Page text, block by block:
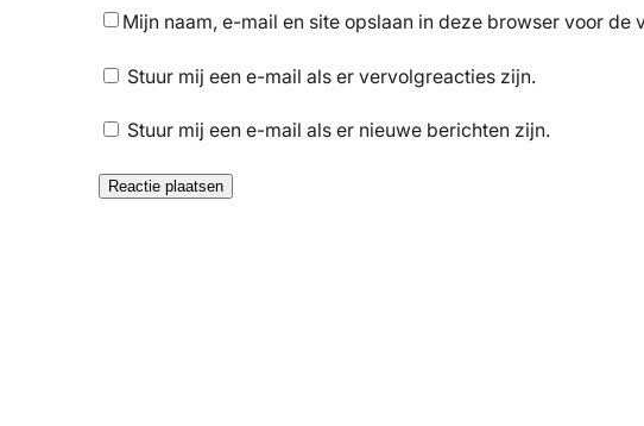
Mijn naam, e-mail en site opslaan in deze browser voor
Stuur mij een e-mail als er vervolgreacties zijn.
Stuur mij een e-mail als er nieuwe berichten zijn.